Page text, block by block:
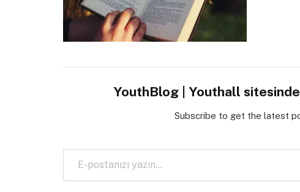
YouthBlog | Youthall
Subscribe to get the latest
E-postanızı yazın…